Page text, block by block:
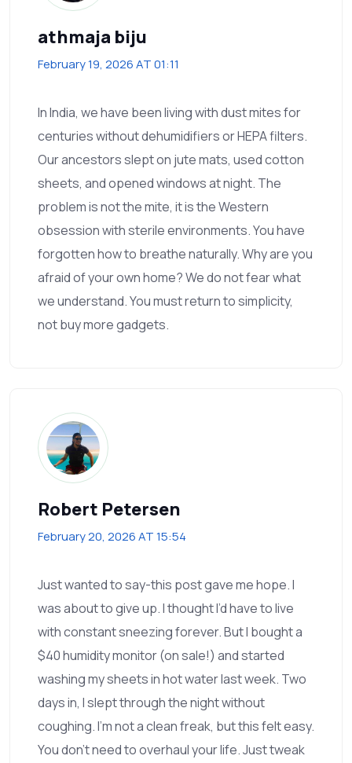
athmaja biju
February 19, 2026 AT 01:11
In India, we have been living with dust mites for
centuries without dehumidifiers or HEPA filters.
Our ancestors slept on jute mats, used cotton
sheets, and opened windows at night. The
problem is not the mite, it is the Western
obsession with sterile environments. You have
forgotten how to breathe naturally. Why are you
afraid of your own home? We do not fear what
we understand. You must return to simplicity,
not buy more gadgets.
Robert Petersen
February 20, 2026 AT 15:54
Just wanted to say-this post gave me hope. I
was about to give up. I thought I’d have to live
with constant sneezing forever. But I bought a
$40 humidity monitor (on sale!) and started
washing my sheets in hot water last week. Two
days in, I slept through the night without
coughing. I’m not a clean freak, but this felt easy.
You don’t need to overhaul your life. Just tweak